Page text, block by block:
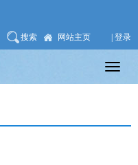
搜索 网站主页 | 登录